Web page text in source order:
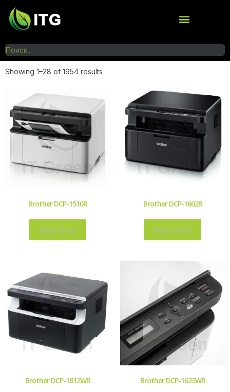
Showing 1–28 of 1954 results
Brother DCP-1510R
Read more
Brother DCP-1602R
Read more
Brother DCP-1612WR Brother DCP-1623WR